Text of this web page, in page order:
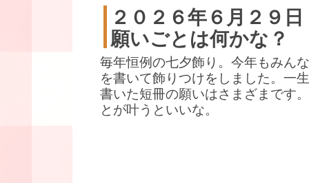
２０２６年６月２９日
願いごとは何かな？
毎年恒例の七夕飾り。今年もみん
を書いて飾りつけをしました。一
書いた短冊の願いはさまざまです
とが叶うといいな。